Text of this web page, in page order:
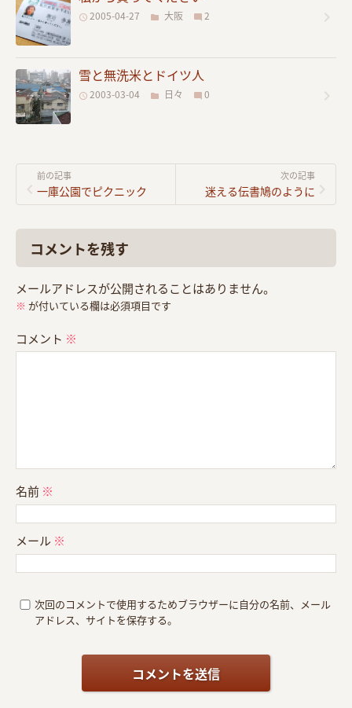
2005-04-27 大阪 2
雪と無洗米とドイツ人
2003-03-04 日々 0
前の記事
一庫公園でピクニック
次の記事
迷える伝書鳩のように
コメントを残す
メールアドレスが公開されることはありません。
※ が付いている欄は必須項目です
コメント ※
名前 ※
メール ※
次回のコメントで使用するためブラウザーに自分の名前、メール
アドレス、サイトを保存する。